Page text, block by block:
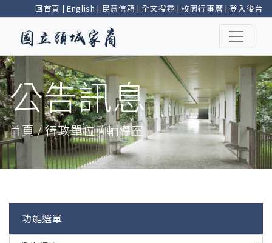
回首頁 | English | 民意信箱 |全文搜尋 | 校園行事曆 |登入後台
公告訊息
首頁 / 行政單位 / 輔導室
功能選單